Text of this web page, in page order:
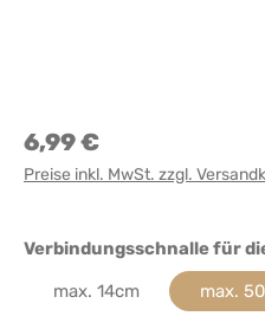
6,99 €
Preise inkl. MwSt. zzgl.
Verbindungsschnalle für
max. 14cm max.